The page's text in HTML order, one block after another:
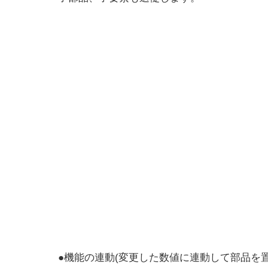
●機能の連動(変更した数値に連動して部品を